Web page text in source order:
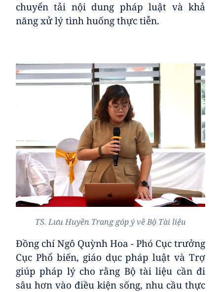
chuyển tải nội dung pháp luật và khả
năng xử lý tình huống thực tiễn.
TS. Lưu Huyền Trang góp ý về Bộ Tài liệu
Đồng chí Ngô Quỳnh Hoa - Phó Cục trưởng
Cục Phổ biến, giáo dục pháp luật và Trợ
giúp pháp lý cho rằng Bộ tài liệu cần đi
sâu hơn vào điều kiện sống, nhu cầu thực